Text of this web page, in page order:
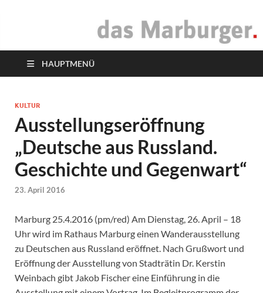
das Marburger.
HAUPTMENÜ
KULTUR
Ausstellungseröffnung
„Deutsche aus Russland.
Geschichte und Gegenwart“
23. April 2016
Marburg 25.4.2016 (pm/red) Am Dienstag, 26. April – 18
Uhr wird im Rathaus Marburg einen Wanderausstellung
zu Deutschen aus Russland eröffnet. Nach Grußwort und
Eröffnung der Ausstellung von Stadträtin Dr. Kerstin
Weinbach gibt Jakob Fischer eine Einführung in die